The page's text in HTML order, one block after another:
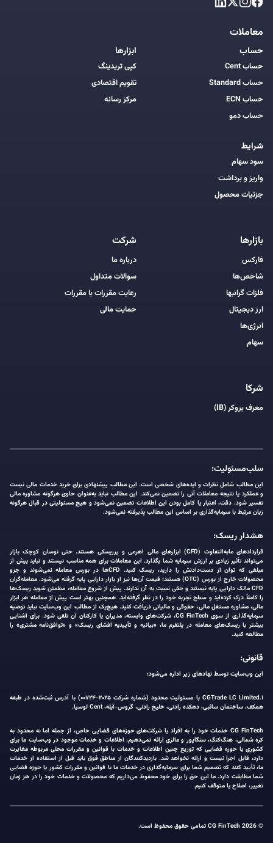
معاملات
حساب
حساب Cent
حساب Standard
حساب ECN
حساب دمو
شرایط
سود سهام
واریز و برداشت
جزئیات محصول
ابزارها
کپی تریدینگ
تقویم اقتصادی
مرکز رسانه
بازارها
فارکس
شاخص‌ها
فلزات گرانبها
ارز دیجیتال
انرژی‌ها
سهام
شرکت
درباره ما
سوالات متداول
رعایت مقررات با مقررات
حمایت مالی
شرکا
معرف بروکر (IB)
سلب‌مسئولیت:
این مطالب شامل نظرات و ایده‌های شخصی است. این مطالب پیشنهادی برای خرید خدمات مالی نیست
و عملکرد یا نتیجه معاملات آتی را تضمین نمی‌کند. این مطالب نباید به‌عنوان حاوی هرگونه مشاوره مالی
تفسیر شود. دقت، اعتبار یا کامل بودن این اطلاعات تضمین نمی‌شود و هیچ مسئولیتی در قبال هرگونه
زیان مرتبط با سرمایه‌گذاری بر اساس این مطالب پذیرفته نمی‌شود.
هشدار ریسک:
قراردادهای مابه‌التفاوت (CFD) ابزارهای مالی اهرمی و پرریسکی هستند. حتی نوسان کوچک بازار
می‌تواند تأثیر زیادی بر ارزش سرمایه شما بگذارد. این معاملات برای همه مناسب نیستند و نباید بیش از
مبلغی که توان از دست‌دادنش را دارید، ریسک کنید. CFDها در بورس معامله نمی‌شوند و جزو
محصولات خارج از بورس (OTC) هستند؛ قیمت آن‌ها نیز از بازار دارایی پایه گرفته می‌شود. معامله‌گران
CFD مالک دارایی پایه نیستند و حقی نسبت به آن ندارند. پیش از شروع معامله، مطمئن شوید ریسک‌ها
را کاملاً درک کرده‌اید و سطح تجربه خود را در نظر گرفته‌اید. همچنین بهتر است پیش از معامله هر ابزار
مالی، مشاوره مستقل مالی، حقوقی و مالیاتی دریافت کنید. هیچ‌یک از مطالب این وب‌سایت نباید توصیه
سرمایه‌گذاری از سوی CG FinTech، شرکت‌های وابسته، مدیران یا کارکنان آن تلقی شود. برای آشنایی
بیشتر با ریسک‌های معامله در پلتفرم ما، «بیانیه و تأییدیه افشای ریسک» و «توافق‌نامه مشتری» را
مطالعه کنید.
قانونی:
این وب‌سایت توسط نهادهای زیر اداره می‌شود:
۱.CGTrade LC Limited با مسئولیت محدود (شماره شرکت ۲۰۲۵-۰۰۷۲۴) با آدرس ثبت‌شده در طبقه
همکف، ساختمان ساثبی، دهکده رادنی، خلیج رادنی، گروس-آیله، Cent لوسیا.
CG FinTech خدمات خود را به افراد یا شرکت‌های حوزه‌های قضایی خاص، از جمله اما نه محدود به
کره شمالی، هنگ‌کنگ، سنگاپور و مالزی ارائه نمی‌دهیم. اطلاعات و خدمات موجود در وب‌سایت ما برای
کشوری یا حوزه قضایی که توزیع چنین اطلاعات و خدمات با قوانین و مقررات محلی مربوطه مغایرت
دارد، قابل اجرا نیست و ارائه نخواهد شد. بازدیدکنندگان از مناطق فوق باید قبل از استفاده از خدمات
ما، تأیید کنند که تصمیم شما برای سرمایه‌گذاری در خدمات ما با قوانین و مقررات کشور یا حوزه قضایی
شما مطابقت دارد. ما این حق را برای خود محفوظ می‌داریم که محصولات و خدمات خود را در هر زمان
تغییر، اصلاح یا متوقف کنیم.
© 2026 CG FinTech تمامی حقوق محفوظ است.